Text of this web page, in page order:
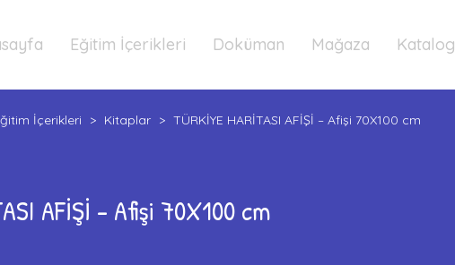
Eğitim İçerikleri Doküman Mağaza Katalog
İçerikleri > Kitaplar > TÜRKİYE HARİTASI AFİŞİ – Afişi 70X100 cm
AFİŞİ – Afişi 70X100 cm